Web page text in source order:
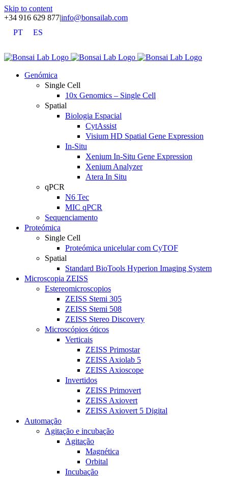
Skip to content
+34 916 629 877|info@bonsailab.com
PT
ES
Genómica
Single Cell
10x Genomics – Single Cell
Spatial
Biologia Espacial
CytAssist
Visium HD Spatial Gene Expression
In-Situ
Xenium In-Situ Gene Expression
Xenium Analyzer
Atera In Situ
qPCR
N6 Tec
MIC qPCR
Sequenciamento
Proteómica
Single Cell
Proteómica unicelular com CyTOF
Spatial
Standard BioTools Hyperion Imaging System
Microscopia ZEISS
Estereomicroscopios
ZEISS Stemi 305
ZEISS Stemi 508
ZEISS Stereo Discovery
Microscópios óticos
Verticais
ZEISS Primostar
ZEISS Axiolab 5
ZEISS Axioscope
Invertidos
ZEISS Primovert
ZEISS Axiovert
ZEISS Axiovert 5 Digital
Automação
Agitação e incubação
Agitação
Magnética
Orbital
Incubação